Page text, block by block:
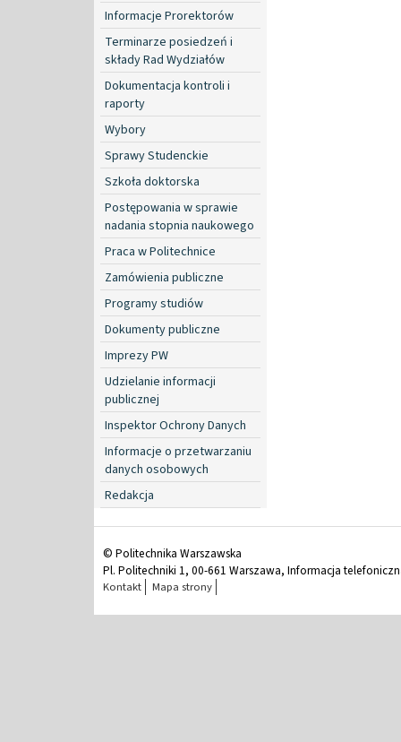
Informacje Prorektorów
Terminarze posiedzeń i
składy Rad Wydziałów
Dokumentacja kontroli i
raporty
Wybory
Sprawy Studenckie
Szkoła doktorska
Postępowania w sprawie
nadania stopnia naukowego
Praca w Politechnice
Zamówienia publiczne
Programy studiów
Dokumenty publiczne
Imprezy PW
Udzielanie informacji
publicznej
Inspektor Ochrony Danych
Informacje o przetwarzaniu
danych osobowych
Redakcja
© Politechnika Warszawska
Pl. Politechniki 1, 00-661 Warszawa, Informacja
Kontakt Mapa strony